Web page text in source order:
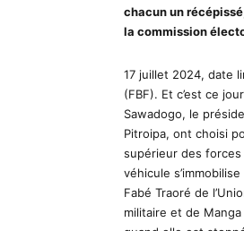
chacun un
la commission
17 juillet 2024, date
(FBF). Et c’est ce
Sawadogo, le
Pitroipa, ont choisi
supérieur des forces
véhicule
Fabé Traoré de
militaire et de